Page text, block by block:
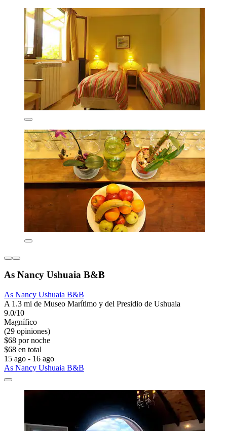
As Nancy Ushuaia B&B
As Nancy Ushuaia B&B
A 1.3 mi de Museo Marítimo y del Presidio de Ushuaia
9.0/10
Magnífico
(29 opiniones)
$68 por noche
$68 en total
15 ago - 16 ago
As Nancy Ushuaia B&B